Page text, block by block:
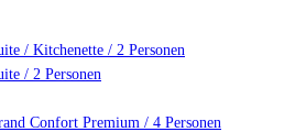
/ Kitchenette / 2 Personen
/ 2 Personen
Confort Premium / 4 Personen